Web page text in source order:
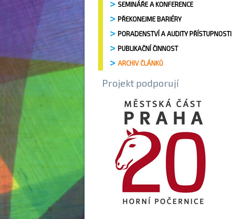
SEMINÁŘE A KONFERENCE
PŘEKONEJME BARIÉRY
PORADENSTVÍ A AUDITY PŘÍSTUPNOSTI
PUBLIKAČNÍ ČINNOST
ARCHIV ČLÁNKŮ
Projekt podporují